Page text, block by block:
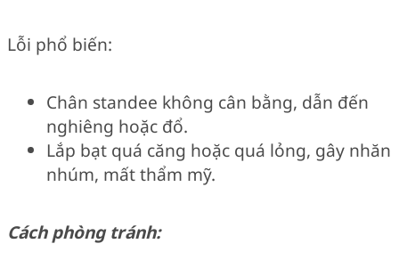
Lỗi phổ biến:
Chân standee không cân bằng, dẫn đến
nghiêng hoặc đổ.
Lắp bạt quá căng hoặc quá lỏng, gây nhăn
nhúm, mất thẩm mỹ.
Cách phòng tránh: